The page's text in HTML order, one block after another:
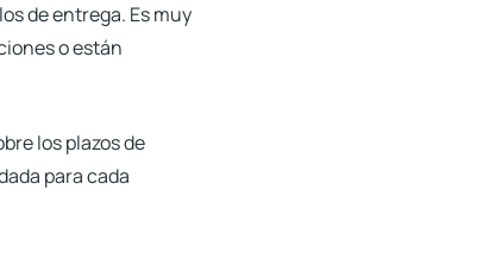
de entrega. Es muy
o están
los plazos de
para cada